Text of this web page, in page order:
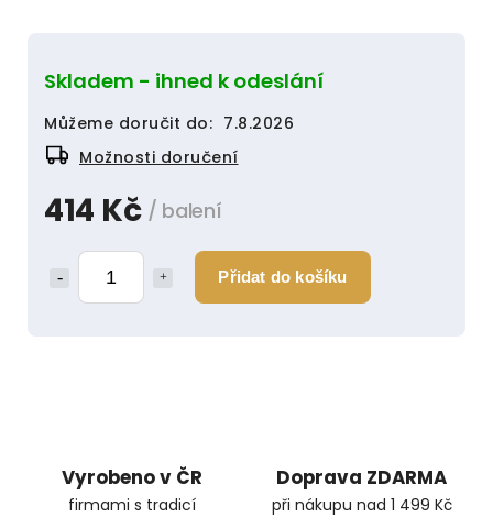
414 Kč / balení
Přidat do košíku
Skladem - ihned k odeslání
Můžeme doručit do: 7.8.2026
Možnosti doručení
Vyrobeno v ČR
firmami s tradicí
Doprava ZDARMA
při nákupu nad 1 499 Kč